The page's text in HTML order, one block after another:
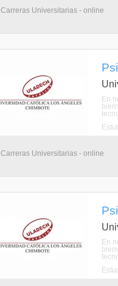
Carreras Universitarias - online
En
Carreras Universitarias - online
En